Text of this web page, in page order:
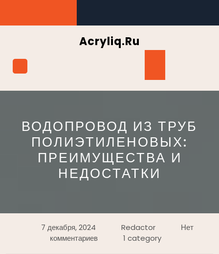
содержимому
Acryliq.ru
ВОДОПРОВОД ИЗ ТРУБ
ПОЛИЭТИЛЕНОВЫХ:
ПРЕИМУЩЕСТВА И
НЕДОСТАТКИ
7 декабря, 2024 Redactor
Нет
комментариев
1 category